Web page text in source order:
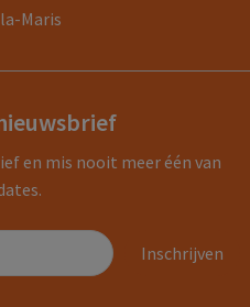
Maris
en mis nooit meer één van